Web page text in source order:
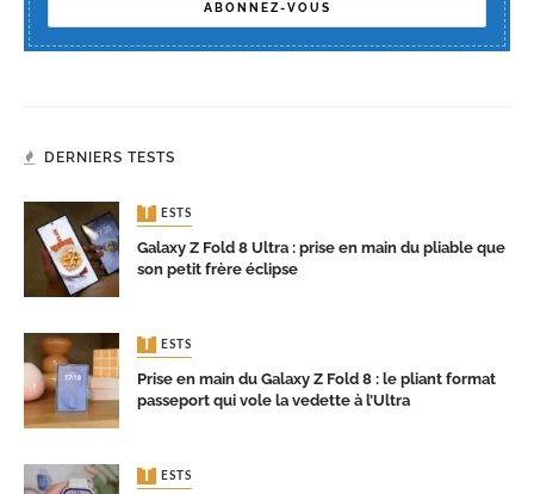
DERNIERS TESTS
TESTS
Galaxy Z Fold 8 Ultra : prise en main du pliable que
son petit frère éclipse
TESTS
Prise en main du Galaxy Z Fold 8 : le pliant format
passeport qui vole la vedette à l’Ultra
TESTS